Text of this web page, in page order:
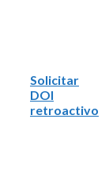
Solicitar
DOI
retroactivo